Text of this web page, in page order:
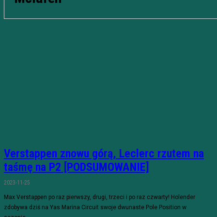
Verstappen znowu górą, Leclerc rzutem na
taśmę na P2 [PODSUMOWANIE]
2023-11-25
Max Verstappen po raz pierwszy, drugi, trzeci i po raz czwarty! Holender
zdobywa dziś na Yas Marina Circuit swoje dwunaste Pole Position w